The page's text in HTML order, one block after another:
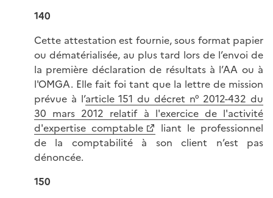
140
Cette attestation est fournie, sous format papier
ou dématérialisée, au plus tard lors de l’envoi de
la première déclaration de résultats à l’AA ou à
l'OMGA. Elle fait foi tant que la lettre de mission
prévue à l’article 151 du décret n° 2012-432 du
30 mars 2012 relatif à l'exercice de l'activité
d'expertise comptable
liant le professionnel
de la comptabilité à son client n’est pas
dénoncée.
150